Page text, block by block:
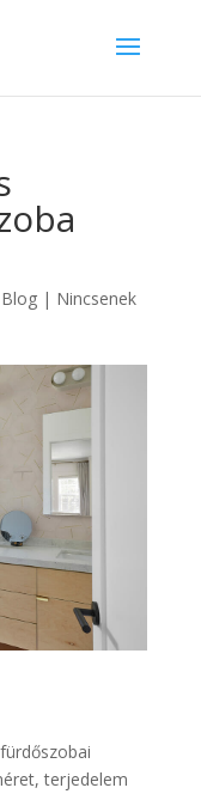
Blog| Nincsenek
terjedelem